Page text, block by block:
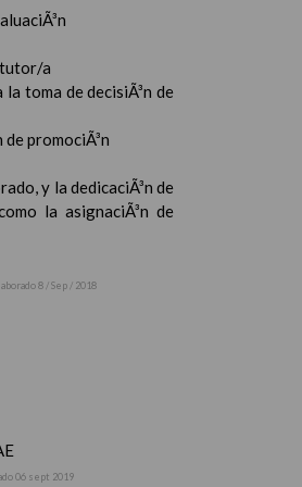
tutor/a
toma de decisiÃ³n de
promociÃ³n
y la dedicaciÃ³n de
la asignaciÃ³n de
8 / Sep / 2018
06 sept 2019